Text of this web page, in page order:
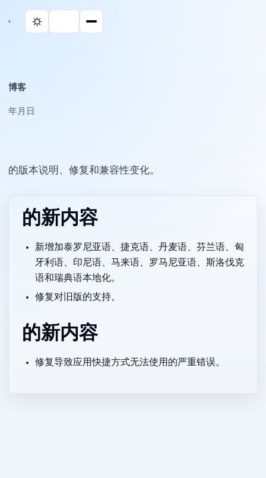
博客
2026年3月24日
Parall 的版本说明、修复和兼容性变化。
v2.1.3 的新内容
新增加泰罗尼亚语、捷克语、丹麦语、芬兰语、匈
牙利语、印尼语、马来语、罗马尼亚语、斯洛伐克
语和瑞典语本地化。
修复对 旧版 macOS 的支持。
v2.1.4 的新内容
修复导致应用快捷方式无法使用的严重错误。